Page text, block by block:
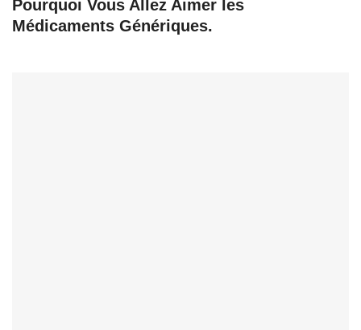
Pourquoi Vous Allez Aimer les
Médicaments Génériques.